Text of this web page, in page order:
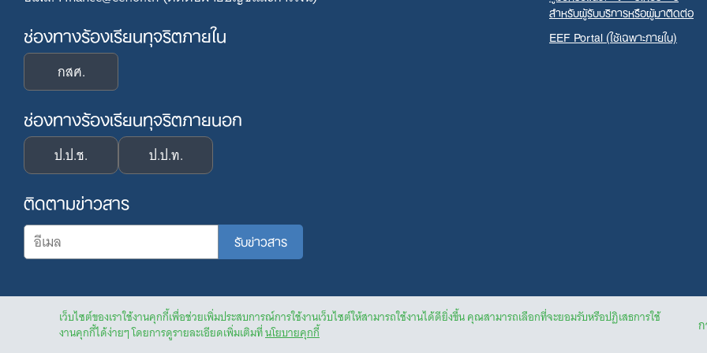
เว็บไซต์ของเราใช้งานคุกกี้เพื่อช่วยเพิ่มประสบการณ์การใช้งานเว็บไซต์ให้สามารถใช้งานได้ดียิ่งขึ้น คุณสามารถเลือกที่จะยอมรับหรือปฏิเสธการใช้
งานคุกกี้ได้ง่ายๆ โดยการดูรายละเอียดเพิ่มเติมที่นโยบายคุกกี้
ช่องทางร้องเรียนทุจริตภายใน
กสศ.
ช่องทางร้องเรียนทุจริตภายนอก
ป.ป.ช. ป.ป.ท.
ติดตามข่าวสาร
สำหรับผู้รับบริการหรือผู้มาติดต่อ
EEF Portal (ใช้เฉพาะภายใน)